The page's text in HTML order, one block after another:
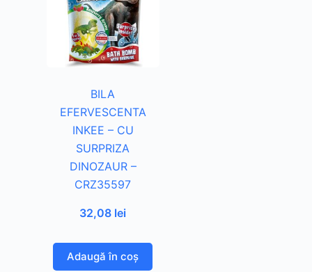
BILA
EFERVESCENTA
INKEE – CU
SURPRIZA
DINOZAUR –
CRZ35597
32,08 lei
Adaugă în coș